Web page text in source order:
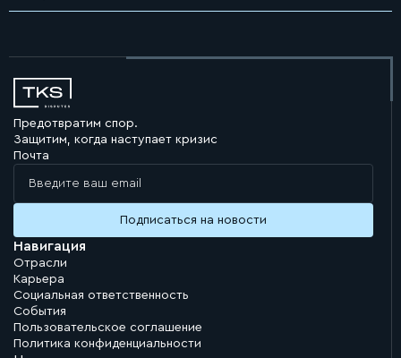
Предотвратим спор.
Защитим, когда наступает кризис
Почта
Навигация
Отрасли
Карьера
Социальная ответственность
События
Пользовательское соглашение
Политика конфиденциальности